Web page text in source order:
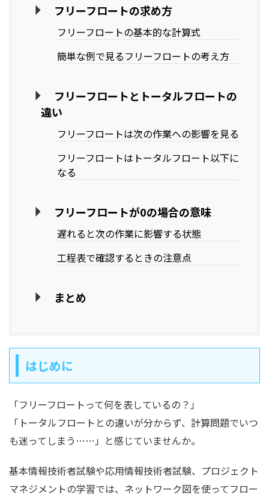
フリーフロートの求め方
フリーフロートの基本的な計算式
簡単な例で見るフリーフロートの考え方
フリーフロートとトータルフロートの
違い
フリーフロートは次の作業への影響を見る
フリーフロートはトータルフロート以下に
なる
フリーフロートが0の場合の意味
遅れると次の作業に影響する状態
工程表で確認するときの注意点
まとめ
はじめに
「フリーフロートって何を表しているの？」
「トータルフロートとの違いが分からず、計算問題でいつ
も迷ってしまう……」と感じていませんか。
基本情報技術者試験や応用情報技術者試験、プロジェクト
マネジメントの学習では、ネットワーク図を使ってフロー